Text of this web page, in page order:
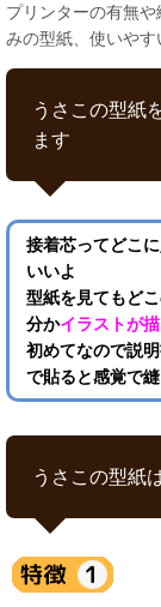
プリンターの有無
みの型紙、使いやす
うさこの型紙
ます
接着芯ってどこ
いいよ
型紙を見てもど
分かイラストが
初めてなので説
で貼ると感覚で
うさこの型紙